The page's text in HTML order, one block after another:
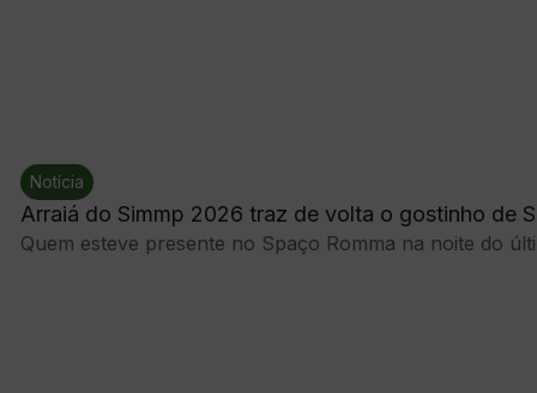
Notícia
Arraiá do Simmp 2026 traz de volta o gostinho de
Quem esteve presente no Spaço Romma na noite do